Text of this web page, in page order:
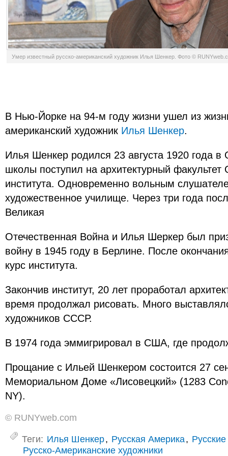
Умер известный русско-американский художник Илья Шенкер. Фото ©
В Нью-Йорке на 94-м году жизни ушел из
американский художник Илья Шенкер.
Илья Шенкер родился 23 августа 1920 года
школы поступил на архитектурный факультет
института. Одновременно вольным
художественное училище. Через три года
Великая
Отечественная Война и Илья Шеркер был
войну в 1945 году в Берлине. После
курс института.
Закончив институт, 20 лет проработал
время продолжал рисовать. Много
художников СССР.
В 1974 года эммигрировал в США, где
Прощание с Ильей Шенкером состоится 27
Мемориальном Доме «Лисовецкий» (1283
NY).
© RUNYweb.com
Теги: Илья Шенкер, Русская Америка,
Русско-Американские художники